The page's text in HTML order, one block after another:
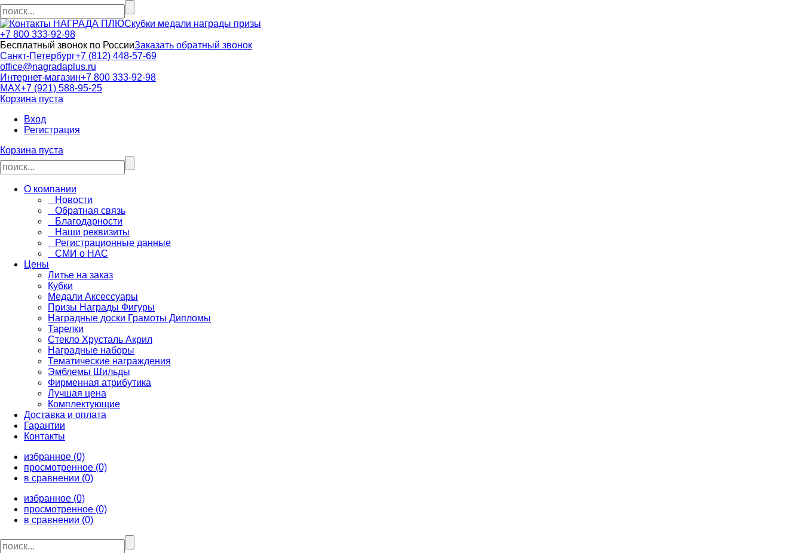
кубки медали награды призы
+7 800 333-92-98
Бесплатный звонок по РоссииЗаказать обратный звонок
Санкт-Петербург+7 (812) 448-57-69
office@nagradaplus.ru
Интернет-магазин+7 800 333-92-98
MAX+7 (921) 588-95-25
Корзина пуста
Вход
Регистрация
Корзина пуста
О компании
Новости
Обратная связь
Благодарности
Наши реквизиты
Регистрационные данные
СМИ о НАС
Цены
Литье на заказ
Кубки
Медали Аксессуары
Призы Награды Фигуры
Наградные доски Грамоты Дипломы
Тарелки
Стекло Хрусталь Акрил
Наградные наборы
Тематические награждения
Эмблемы Шильды
Фирменная атрибутика
Лучшая цена
Комплектующие
Доставка и оплата
Гарантии
Контакты
избранное (0)
просмотренное (0)
в сравнении (0)
избранное (0)
просмотренное (0)
в сравнении (0)